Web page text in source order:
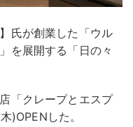
氏が創業した「ウル
を展開する「日の々
「クレープとエスプ
)OPENした。